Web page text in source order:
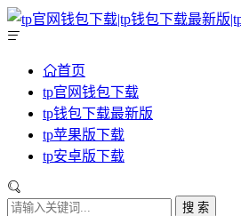
首页
tp官网钱包下载
tp钱包下载最新版
tp苹果版下载
tp安卓版下载
搜 索